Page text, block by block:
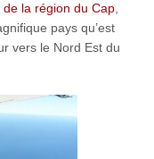
la région du Cap,
pays qu’est
vers le Nord Est du